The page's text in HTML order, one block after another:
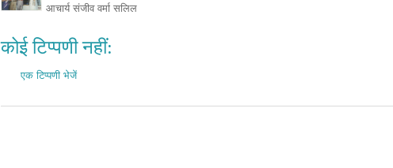
आचार्य संजीव वर्मा सलिल
कोई टिप्पणी नहीं:
एक टिप्पणी भेजें